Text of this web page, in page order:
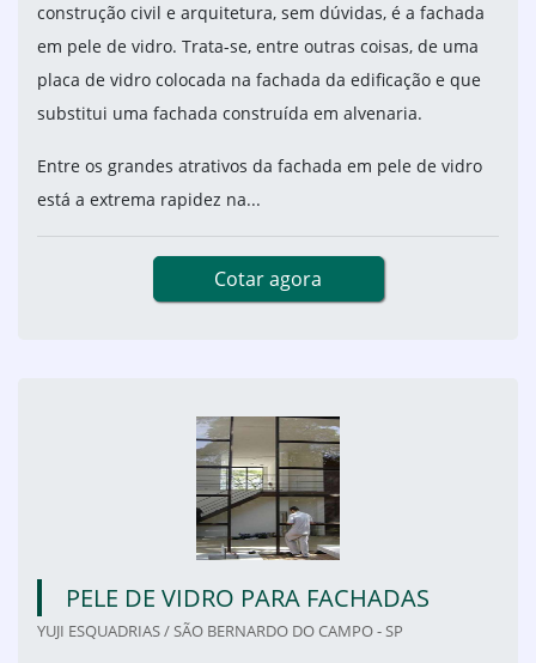
construção civil e arquitetura, sem dúvidas, é a fachada
em pele de vidro. Trata-se, entre outras coisas, de uma
placa de vidro colocada na fachada da edificação e que
substitui uma fachada construída em alvenaria.
Entre os grandes atrativos da fachada em pele de vidro
está a extrema rapidez na...
Cotar agora
PELE DE VIDRO PARA FACHADAS
YUJI ESQUADRIAS / SÃO BERNARDO DO CAMPO - SP